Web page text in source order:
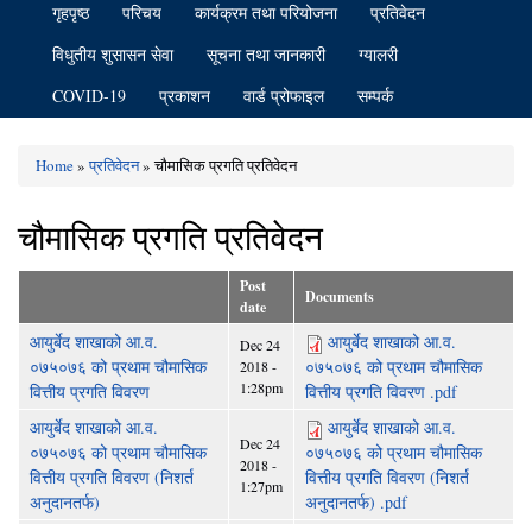
गृहपृष्ठ परिचय कार्यक्रम तथा परियोजना
प्रतिवेदन
विधुतीय शुसासन सेवा
सूचना तथा जानकारी
ग्यालरी
COVID-19
प्रकाशन वार्ड प्रोफाइल सम्पर्क
You are here
Home»प्रतिवेदन» चौमासिक प्रगति प्रतिवेदन
चौमासिक प्रगति प्रतिवेदन
Post
date
Documents
आयुर्बेद शाखाको आ.व.
०७५०७६ को प्रथाम चौमासिक
वित्तीय प्रगति विवरण
Dec 24
2018 -
1:28pm
आयुर्बेद शाखाको आ.व.
०७५०७६ को प्रथाम चौमासिक
वित्तीय प्रगति विवरण .pdf
आयुर्बेद शाखाको आ.व.
०७५०७६ को प्रथाम चौमासिक
वित्तीय प्रगति विवरण (निशर्त
अनुदानतर्फ)
Dec 24
2018 -
1:27pm
आयुर्बेद शाखाको आ.व.
०७५०७६ को प्रथाम चौमासिक
वित्तीय प्रगति विवरण (निशर्त
अनुदानतर्फ) .pdf